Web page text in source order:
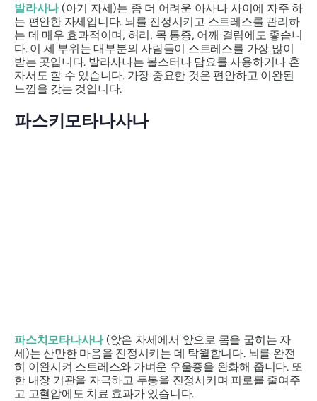
발라사나(아기 자세)는 좀 더 어려운 아사나 사이에 자주 하
는 편안한 자세입니다. 뇌를 진정시키고 스트레스를 관리하
는 데 매우 효과적이며, 허리, 목 통증, 어깨 결림에도 좋습니
다. 이 세 부위는 대부분의 사람들이 스트레스를 가장 많이
받는 곳입니다. 발라사나는 볼스터나 담요를 사용하거나 혼
자서도 할 수 있습니다. 가장 중요한 것은 편안하고 이완된
느낌을 갖는 것입니다.
파스키모타나사나
파스치모타나사나(앉은 자세에서 앞으로 몸을 굽히는 자
세)는 산만한 마음을 진정시키는 데 탁월합니다. 뇌를 완전
히 이완시켜 스트레스와 가벼운 우울증을 완화해 줍니다. 또
한 내장 기관을 자극하고 두통을 진정시키며 피로를 줄여주
고 고혈압에도 치료 효과가 있습니다.